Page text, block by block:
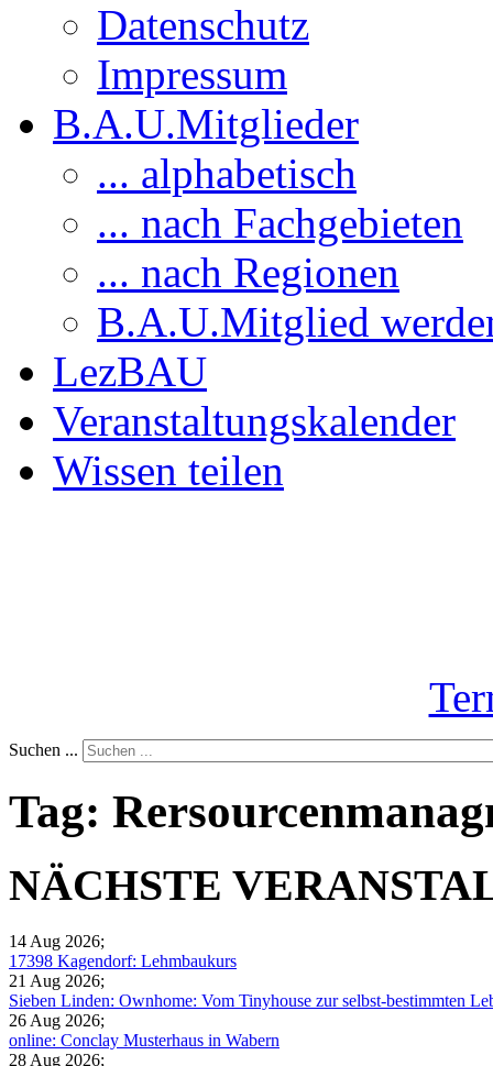
Datenschutz
Impressum
B.A.U.Mitglieder
... alphabetisch
... nach Fachgebieten
... nach Regionen
B.A.U.Mitglied
LezBAU
Veranstaltungskalender
Wissen teilen
Suchen ...
Tag:
NÄCHSTE
14 Aug 2026;
17398 Kagendorf: Lehmbaukurs
21 Aug 2026;
Sieben Linden: Ownhome: Vom Tinyhouse zur selbst-bestimmten
26 Aug 2026;
online: Conclay Musterhaus in Wabern
28 Aug 2026;